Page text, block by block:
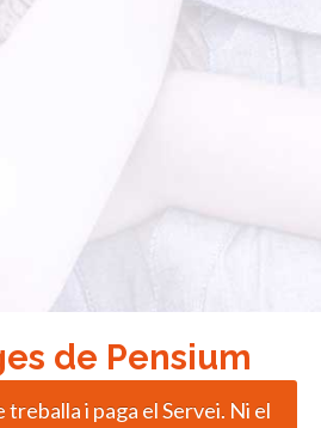
de Pensium
treballa i paga el Servei. Ni el